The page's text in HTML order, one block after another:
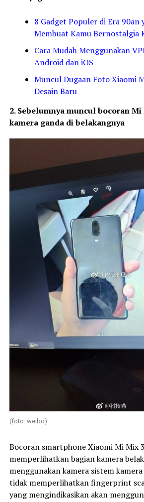
8 Gadget Populer di Era 90an
Membuat Kamu Bernostalgia
Cara Mudah Menggunakan
Android dan iOS
Muncul Dugaan Foto Xiaomi
Desain Baru
2. Sebelumnya muncul bocoran
kamera ganda di belakangnya
(foto: weibo)
Bocoran smartphone Xiaomi Mi Mix
memperlihatkan bagian kamera
menggunakan kamera sistem
tidak memperlihatkan fingerprint
yang mengindikasikan akan